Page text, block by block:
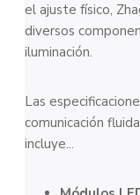
el ajuste físico,
diversos
iluminación.
Las
comunicación
incluye...